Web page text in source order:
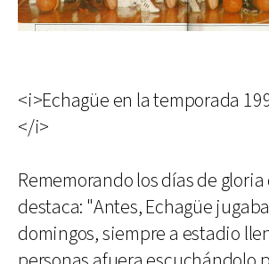
<i>Echagüe en la temporada
</i>
Rememorando los días de
destaca: "Antes, Echagüe
domingos, siempre a estadio